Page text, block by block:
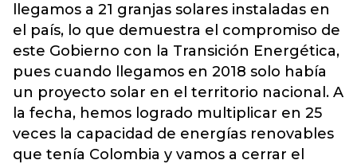
llegamos a 21 granjas solares instaladas en
el país, lo que demuestra el compromiso de
este Gobierno con la Transición Energética,
pues cuando llegamos en 2018 solo había
un proyecto solar en el territorio nacional. A
la fecha, hemos logrado multiplicar en 25
veces la capacidad de energías renovables
que tenía Colombia y vamos a cerrar el